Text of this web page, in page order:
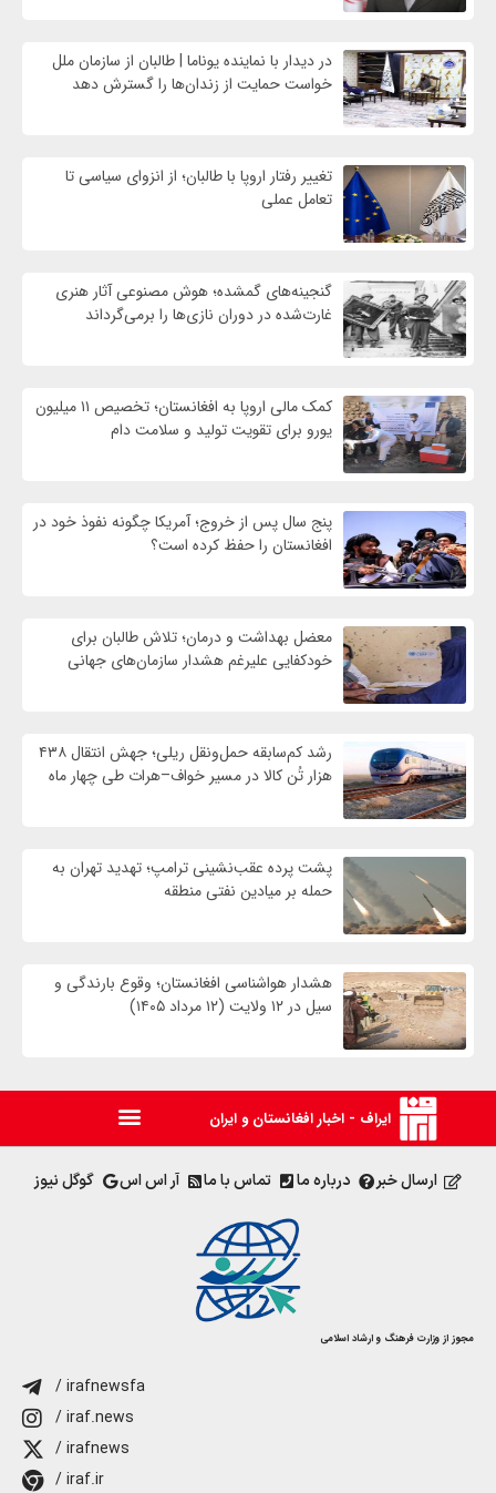
در دیدار با نماینده یوناما | طالبان از سازمان ملل
خواست حمایت از زندان‌ها را گسترش دهد
تغییر رفتار اروپا با طالبان؛ از انزوای سیاسی تا
تعامل عملی
گنجینه‌های گمشده؛ هوش مصنوعی آثار هنری
غارت‌شده در دوران نازی‌ها را برمی‌گرداند
کمک مالی اروپا به افغانستان؛ تخصیص ۱۱ میلیون
یورو برای تقویت تولید و سلامت دام
پنج سال پس از خروج؛ آمریکا چگونه نفوذ خود در
افغانستان را حفظ کرده است؟
معضل بهداشت و درمان؛ تلاش طالبان برای
خودکفایی علیرغم هشدار سازمان‌های جهانی
رشد کم‌سابقه حمل‌ونقل ریلی؛ جهش انتقال ۴۳۸
هزار تُن کالا در مسیر خواف–هرات طی چهار ماه
پشت پرده عقب‌نشینی ترامپ؛ تهدید تهران به
حمله بر ميادين نفتی منطقه
هشدار هواشناسی افغانستان؛ وقوع بارندگی و
سیل در ۱۲ ولایت (۱۲ مرداد ۱۴۰۵)
ایراف - اخبار افغانستان و ایران
ارسال خبر درباره ما تماس با ما آر اس اس گوگل نیوز
مجوز از وزارت فرهنگ و ارشاد اسلامی
/ irafnewsfa
/ iraf.news
/ irafnews
/ iraf.ir